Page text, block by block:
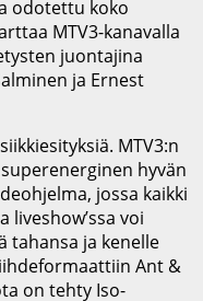
odotettu koko
MTV3-kanavalla
juontajina
ja Ernest
MTV3:n
hyvän
jossa kaikki
voi
tahansa ja kenelle
Ant &
on tehty Iso-